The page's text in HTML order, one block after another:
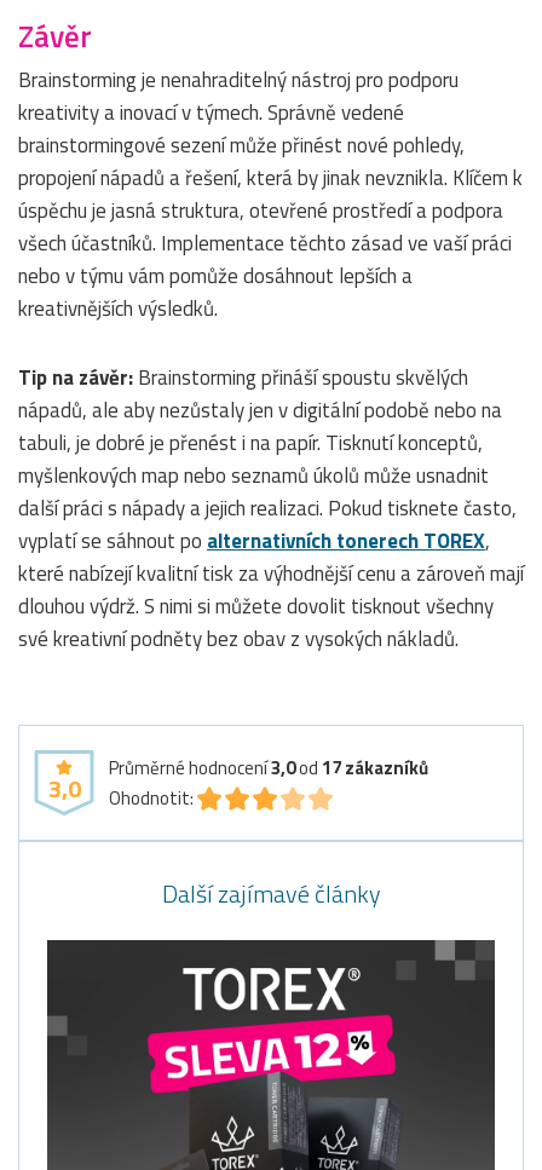
Závěr
Brainstorming je nenahraditelný nástroj pro podporu
kreativity a inovací v týmech. Správně vedené
brainstormingové sezení může přinést nové pohledy,
propojení nápadů a řešení, která by jinak nevznikla. Klíčem k
úspěchu je jasná struktura, otevřené prostředí a podpora
všech účastníků. Implementace těchto zásad ve vaší práci
nebo v týmu vám pomůže dosáhnout lepších a
kreativnějších výsledků.
Tip na závěr:Brainstorming přináší spoustu skvělých
nápadů, ale aby nezůstaly jen v digitální podobě nebo na
tabuli, je dobré je přenést i na papír. Tisknutí konceptů,
myšlenkových map nebo seznamů úkolů může usnadnit
další práci s nápady a jejich realizaci. Pokud tisknete často,
vyplatí se sáhnout poalternativních tonerech TOREX,
které nabízejí kvalitní tisk za výhodnější cenu a zároveň mají
dlouhou výdrž. S nimi si můžete dovolit tisknout všechny
své kreativní podněty bez obav z vysokých nákladů.
3,0
Průměrné hodnocení3,0od 17zákazníků
Ohodnotit:
Další zajímavé články